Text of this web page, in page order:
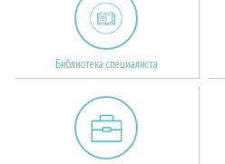
Библиотека специалиста